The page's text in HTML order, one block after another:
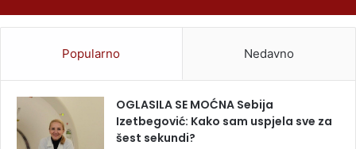
Popularno Nedavno
OGLASILA SE MOĆNA Sebija
Izetbegović: Kako sam uspjela sve za
šest sekundi?